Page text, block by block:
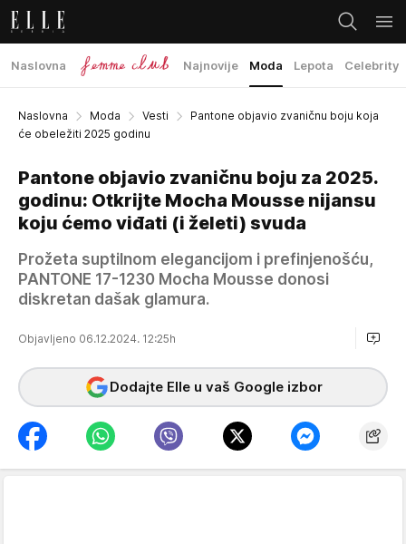
Naslovna Najnovije Moda Lepota Celebrity
Naslovna Moda Vesti
Pantone objavio zvaničnu boju koja
će obeležiti 2025 godinu
Pantone objavio zvaničnu boju za 2025.
godinu: Otkrijte Mocha Mousse nijansu
koju ćemo viđati (i želeti) svuda
Prožeta suptilnom elegancijom i prefinjenošću,
PANTONE 17-1230 Mocha Mousse donosi
diskretan dašak glamura.
Objavljeno 06.12.2024. 12:25h
Dodajte Elle u vaš Google izbor